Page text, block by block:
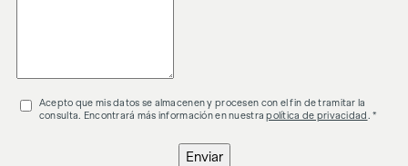
Acepto que mis datos se almacenen y procesen con el fin de tramitar la
consulta. Encontrará más información en nuestrapolítica de privacidad . *
Enviar